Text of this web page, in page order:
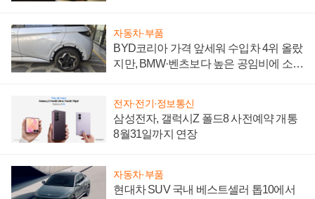
자동차·부품
BYD코리아 가격 앞세워 수입차 4위 올랐
지만, BMW·벤츠보다 높은 공임비에 소비
전자·전기·정보통신
삼성전자, 갤럭시Z 폴드8 사전예약 개통
8월31일까지 연장
자동차·부품
현대차 SUV 국내 베스트셀러 톱10에서